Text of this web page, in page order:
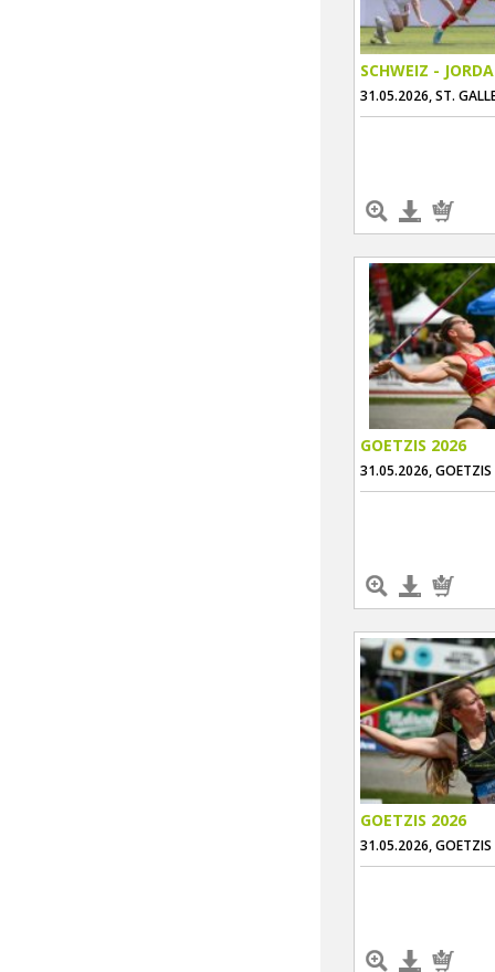
SCHWEIZ -
31.05.2026, ST.
GOETZIS 2026
31.05.2026, GOETZIS
GOETZIS 2026
31.05.2026, GOETZIS